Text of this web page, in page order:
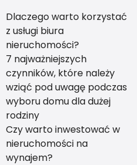
Dlaczego warto korzystać
z usługi biura
nieruchomości?
7 najważniejszych
czynników, które należy
wziąć pod uwagę podczas
wyboru domu dla dużej
rodziny
Czy warto inwestować w
nieruchomości na
wynajem?